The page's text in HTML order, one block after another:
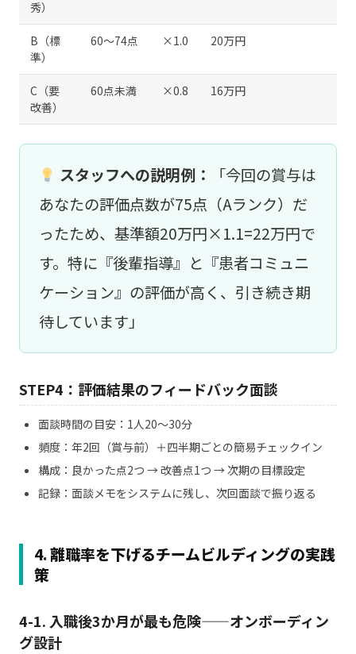
秀）
B（標
準）
60〜74点 ×1.0 20万円
C（要
改善）
60点未満 ×0.8 16万円
スタッフへの説明例：
「今回の賞与は
あなたの評価点数が75点（Aランク）だ
ったため、基準額20万円×1.1=22万円で
す。特に『後輩指導』と『患者コミュニ
ケーション』の評価が高く、引き続き期
待しています」
STEP4：評価結果のフィードバック面談
面談時間の目安：1人20〜30分
頻度：年2回（賞与前）＋四半期ごとの簡易チェックイン
構成：良かった点2つ → 改善点1つ → 次期の目標設定
記録：面談メモをシステムに残し、次回面談で振り返る
4. 離職率を下げるチームビルディングの実践
策
4-1. 入職後3か月が最も危険——オンボーディン
グ設計